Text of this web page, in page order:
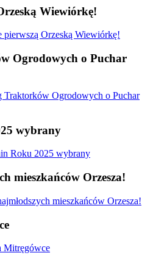
Wiewiórkę!
pierwszą Orzeską Wiewiórkę!
Ogrodowych o Puchar
Traktorków Ogrodowych o Puchar
wybrany
Roku 2025 wybrany
mieszkańców Orzesza!
mieszkańców Orzesza!
Mitręgówce